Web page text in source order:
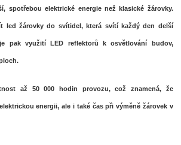
spotřebou elektrické energie než klasické žárovky.
led žárovky do svítidel, která svítí každý den delší
pak využití LED reflektorů k osvětlování budov,
až 50 000 hodin provozu, což znamená, že
energii, ale i také čas při výměně žárovek v